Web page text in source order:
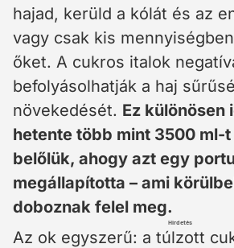
hajad, kerüld a kólát és az
vagy csak kis
őket. A cukros italok
befolyásolhatják a haj
növekedését. Ez különösen
hetente több mint 3500 ml-
belőlük, ahogy azt egy
megállapította – ami
doboznak felel meg.
Hirdetés
Az ok egyszerű: a túlzott